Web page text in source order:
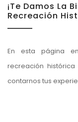
¡Te Damos La
Recreación
En esta página
recreación
contarnos tus